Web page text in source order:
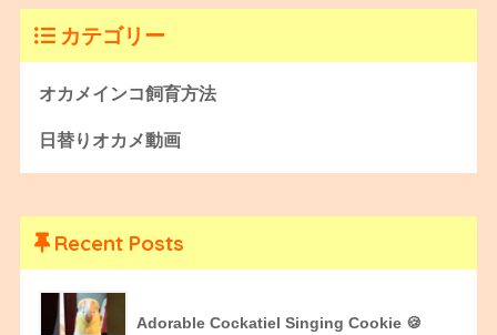
カテゴリー
オカメインコ飼育方法
日替りオカメ動画
Recent Posts
Adorable Cockatiel Singing Cookie 🍪